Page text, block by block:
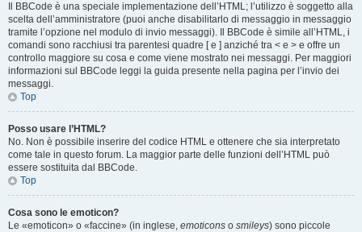
Il BBCode è una speciale implementazione dell’HTML; l’utilizzo è soggetto alla
scelta dell’amministratore (puoi anche disabilitarlo di messaggio in messaggio
tramite l’opzione nel modulo di invio messaggi). Il BBCode è simile all’HTML, i
comandi sono racchiusi tra parentesi quadre [ e ] anziché tra < e > e offre un
controllo maggiore su cosa e come viene mostrato nei messaggi. Per maggiori
informazioni sul BBCode leggi la guida presente nella pagina per l’invio dei
messaggi.
Top
Posso usare l’HTML?
No. Non è possibile inserire del codice HTML e ottenere che sia interpretato
come tale in questo forum. La maggior parte delle funzioni dell’HTML può
essere sostituita dal BBCode.
Top
Cosa sono le emoticon?
Le «emoticon» o «faccine» (in inglese, emoticons o smileys) sono piccole